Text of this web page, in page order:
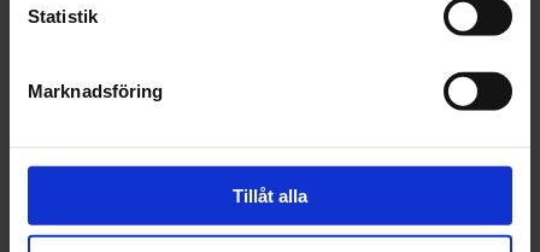
Statistik
Marknadsföring
Tillåt alla
november (5)
augusti (3)
juni (2)